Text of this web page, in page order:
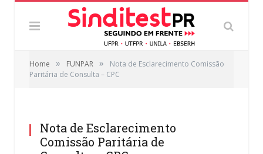
Home » FUNPAR »
Nota de Esclarecimento Comissão
Paritária de Consulta – CPC
Nota de Esclarecimento
Comissão Paritária de